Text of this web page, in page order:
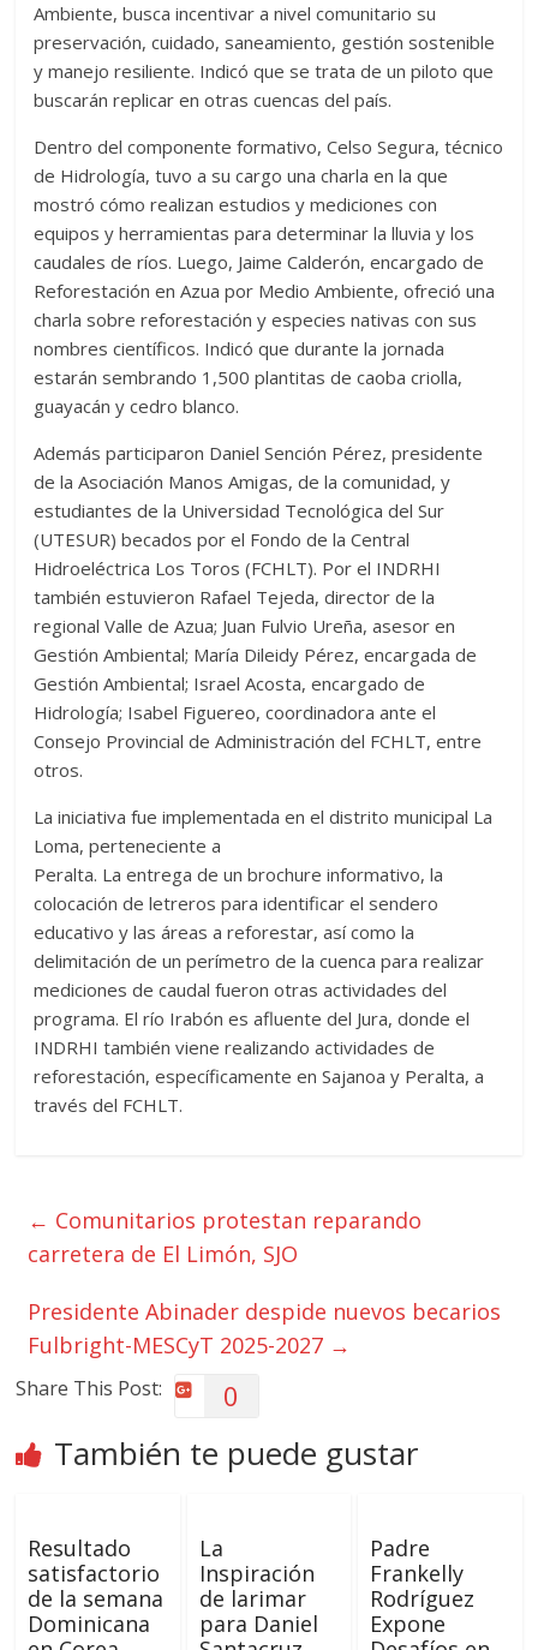
Ambiente, busca incentivar a nivel comunitario su
preservación, cuidado, saneamiento, gestión sostenible
y manejo resiliente. Indicó que se trata de un piloto que
buscarán replicar en otras cuencas del país.
Dentro del componente formativo, Celso Segura, técnico
de Hidrología, tuvo a su cargo una charla en la que
mostró cómo realizan estudios y mediciones con
equipos y herramientas para determinar la lluvia y los
caudales de ríos. Luego, Jaime Calderón, encargado de
Reforestación en Azua por Medio Ambiente, ofreció una
charla sobre reforestación y especies nativas con sus
nombres científicos. Indicó que durante la jornada
estarán sembrando 1,500 plantitas de caoba criolla,
guayacán y cedro blanco.
Además participaron Daniel Sención Pérez, presidente
de la Asociación Manos Amigas, de la comunidad, y
estudiantes de la Universidad Tecnológica del Sur
(UTESUR) becados por el Fondo de la Central
Hidroeléctrica Los Toros (FCHLT). Por el INDRHI
también estuvieron Rafael Tejeda, director de la
regional Valle de Azua; Juan Fulvio Ureña, asesor en
Gestión Ambiental; María Dileidy Pérez, encargada de
Gestión Ambiental; Israel Acosta, encargado de
Hidrología; Isabel Figuereo, coordinadora ante el
Consejo Provincial de Administración del FCHLT, entre
otros.
La iniciativa fue implementada en el distrito municipal La
Loma, perteneciente a
Peralta. La entrega de un brochure informativo, la
colocación de letreros para identificar el sendero
educativo y las áreas a reforestar, así como la
delimitación de un perímetro de la cuenca para realizar
mediciones de caudal fueron otras actividades del
programa. El río Irabón es afluente del Jura, donde el
INDRHI también viene realizando actividades de
reforestación, específicamente en Sajanoa y Peralta, a
través del FCHLT.
← Comunitarios protestan reparando
carretera de El Limón, SJO
Presidente Abinader despide nuevos becarios
Fulbright-MESCyT 2025-2027 →
Share This Post: 0
También te puede gustar
Resultado
satisfactorio
de la semana
Dominicana
La
Inspiración
de larimar
para Daniel
Padre
Frankelly
Rodríguez
Expone